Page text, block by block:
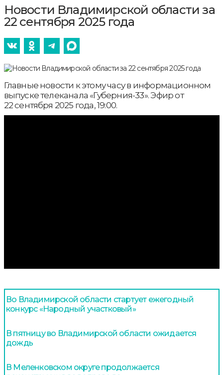
Новости Владимирской области за
22 сентября 2025 года
Главные новости к этому часу в информационном
выпуске телеканала «Губерния-33». Эфир от
22 сентября 2025 года, 19:00.
Во Владимирской области стартует ежегодный
конкурс «Народный участковый»
В пятницу во Владимирской области ожидается
дождь
В Меленковском округе продолжается